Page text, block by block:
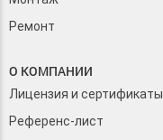
Ремонт
О КОМПАНИИ
Лицензия и сертификаты
Референс-лист